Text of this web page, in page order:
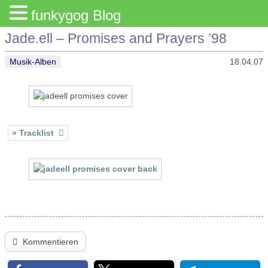
Jade.ell – Promises and Prayers ’98
Musik-Alben 18.04.07
Tracklist
Kommentieren
funkygog Blog